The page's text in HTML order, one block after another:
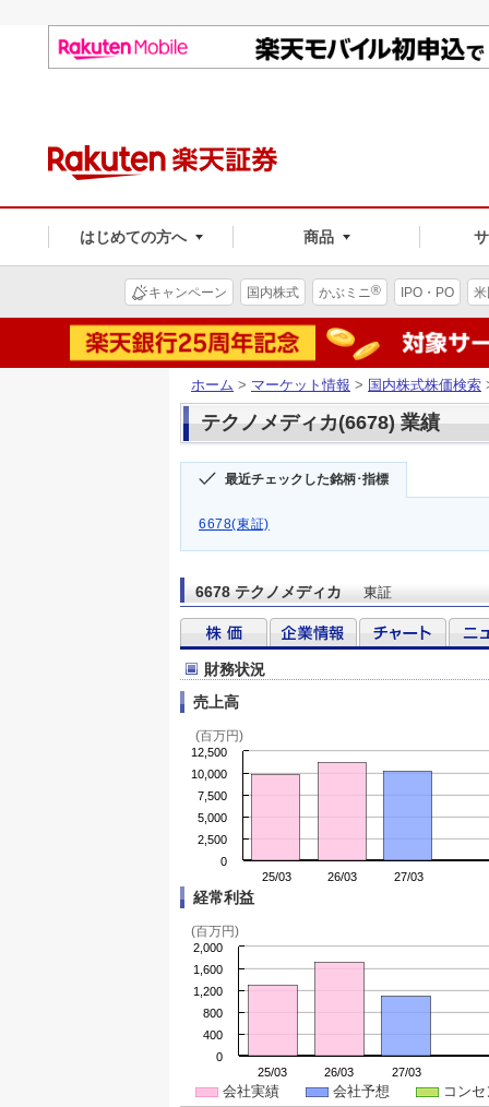
はじめての方へ 商品
キャンペーン 国内株式 かぶミニ® IPO・PO
ホーム > マーケット情報 > 国内株式株価検索
テクノメディカ(6678) 業績
最近チェックした銘柄･指標
6678(東証)
6678 テクノメディカ 東証